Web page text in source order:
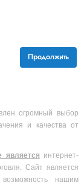
Продолжить
огромный выбор
и качества от
является интернет-
Сайт является
нашим